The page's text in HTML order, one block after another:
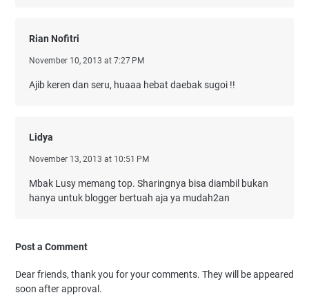
Rian Nofitri
November 10, 2013 at 7:27 PM
Ajib keren dan seru, huaaa hebat daebak sugoi !!
Lidya
November 13, 2013 at 10:51 PM
Mbak Lusy memang top. Sharingnya bisa diambil bukan
hanya untuk blogger bertuah aja ya mudah2an
Post a Comment
Dear friends, thank you for your comments. They will be appeared
soon after approval.